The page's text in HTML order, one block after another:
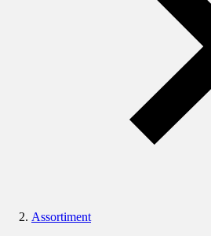
Assortiment